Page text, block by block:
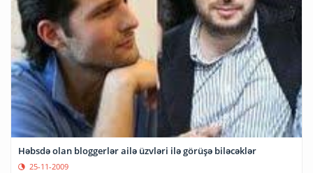
Həbsdə olan bloggerlər ailə üzvləri ilə görüşə biləcəklər
25-11-2009